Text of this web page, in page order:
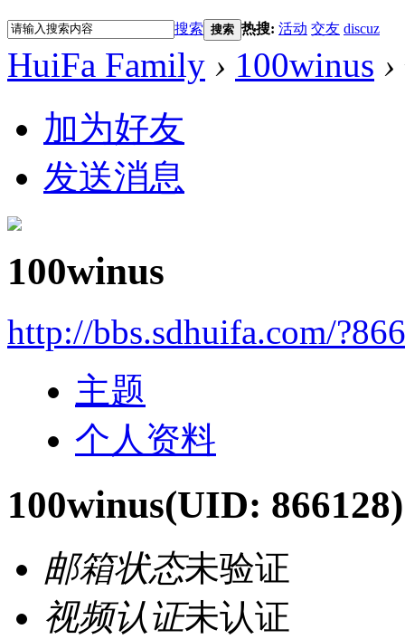
搜索 搜索 热搜: 活动 交友 discuz
HuiFa Family › 100winus ›
加为好友
发送消息
100winus
http://bbs.sdhuifa.com/
主题
个人资料
100winus(UID: 866128)
邮箱状态未验证
视频认证未认证